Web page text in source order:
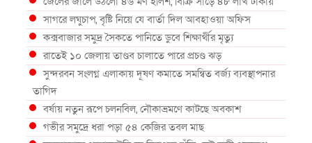
সাগরে লঘুচাপ, বৃষ্টি নিয়ে যে বার্তা দিল আবহাওয়া অফিস
কক্সবাজার সমুদ্র সৈকতে পানিতে ডুবে শিক্ষার্থীর মৃত্যু
রাতেই ১০ জেলায় তাণ্ডব চালাতে পারে প্রচণ্ড ঝড়
সুন্দরবন সংলগ্ন এলাকায় দূষণ কমাতে সমন্বিত বর্জ্য ব্যবস্থাপনার
তাগিদ
বর্ষায় নতুন রূপে চলনবিল, নৌকাভ্রমণে কাটছে অবকাশ
গভীর সমুদ্রে ধরা পড়া ৫৪ কেজির তবল মাছ